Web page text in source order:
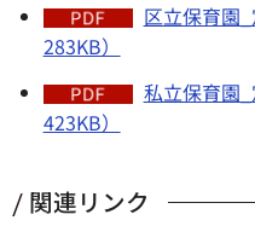
区立保育園
283KB）
私立保育園
423KB）
関連リンク